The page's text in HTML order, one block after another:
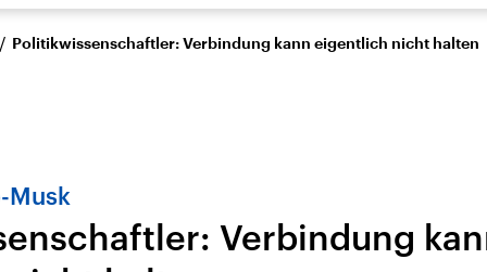
Wissen Kultur Europa
Iran
Faktenchecks
In unseren
/ Politikwissenschaftler: Verbindung kann eigentlich nicht halten
Musk
Verbindung